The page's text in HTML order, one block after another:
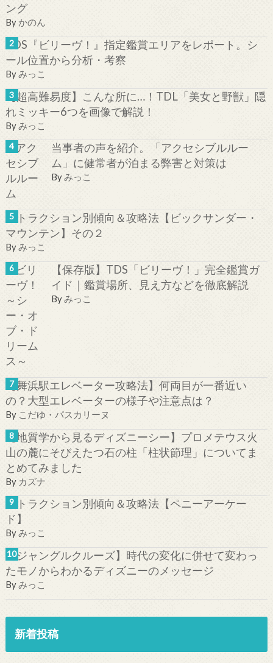
ング
By かのん
TDS『ビリーヴ！』指定鑑賞エリアをレポート。シ
ール位置から分析・考察
Byみっこ
【超高難易度】こんな所に…！TDL「美女と野獣」隠
れミッキー6つを画像で解説！
By みっこ
当事者の声を紹介。「アクセシブルルー
ム」に健常者が泊まる弊害と対策は
Byみっこ
アトラクション別傾向＆攻略法【ビックサンダー・
マウンテン】その２
Byみっこ
【保存版】TDS「ビリーヴ！」完全鑑賞ガ
イド｜鑑賞場所、見え方などを徹底解説
Byみっこ
【舞浜駅エレベーター攻略法】何両目が一番近い
の？大型エレベーターの様子や注意点は？
By こだゆ・パスカリーヌ
【地質学から見るディズニーシー】プロメテウス火
山の麓にそびえたつ石の柱「柱状節理」についてま
とめてみました
By カズナ
アトラクション別傾向＆攻略法【ペニーアーケー
ド】
Byみっこ
【ジャングルクルーズ】時代の変化に併せて変わっ
たモノからわかるディズニーのメッセージ
Byみっこ
新着投稿